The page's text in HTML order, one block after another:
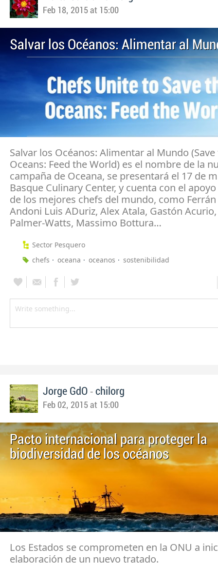
Feb 18, 2015 at 15:00
Salvar los Océanos: Alimentar al
Salvar los Océanos: Alimentar al Mundo
Oceans: Feed the World) es el nombre de la
campaña de Oceana, se presentará el 17 de
Basque Culinary Center, y cuenta con el
de los mejores chefs del mundo, como
Andoni Luis ADuriz, Alex Atala, Gastón
Palmer-Watts, Massimo Bottura…
Sector Pesquero
chefs
oceana oceanos sostenibilidad
Jorge GdO - chilorg
Feb 02, 2015 at 15:00
Pacto internacional para proteger la
biodiversidad de los océanos
Los Estados se comprometen en la ONU a
elaboración de un nuevo tratado.